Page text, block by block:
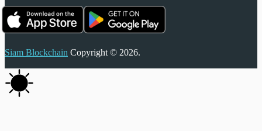
Siam Blockchain Copyright © 2026.